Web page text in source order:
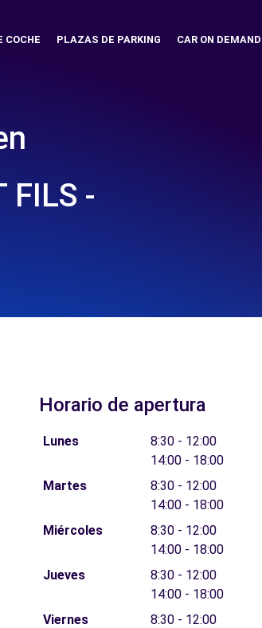
COCHE PLAZAS DE PARKING CAR ON
FILS -
Horario de apertura
Lunes
8:30 - 12:00
14:00 - 18:00
Martes
8:30 - 12:00
14:00 - 18:00
Miércoles
8:30 - 12:00
14:00 - 18:00
Jueves
8:30 - 12:00
14:00 - 18:00
Viernes
8:30 - 12:00